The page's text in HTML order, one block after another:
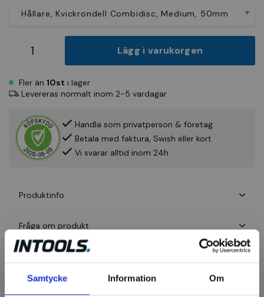
Samtycke Information Om
Lägg i varukorgen
Fler än 10st i lager
Levereras normalt inom 2-5 vardagar
Handla som privatperson & företag
Betala med faktura, Swish eller kort
Vi svarar alltid inom 24h
Produktinfo
Fråga om produkt